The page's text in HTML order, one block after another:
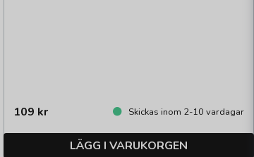
109 kr Skickas inom 2-10 vardagar
LÄGG I VARUKORGEN